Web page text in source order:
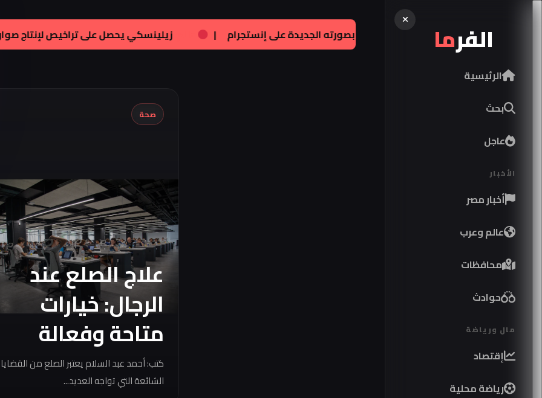
الفرما
الرئيسية
بحث
عاجل
الأخبار
أخبار مصر
عالم وعرب
محافظات
حوادث
مال ورياضة
إقتصاد
رياضة محلية
إقتصاد: مواصفات كوبرا فورمينتور 2026 في مصر | فنون:تامر هجرس يشارك بصورته الجديدة على إنستجرام|
صحة
علاج الصلع عند
الرجال: خيارات
متاحة وفعالة
كتب: أحمد عبد السلام يعتبر الصلع من القضايا
الشائعة التي تواجه العديد...